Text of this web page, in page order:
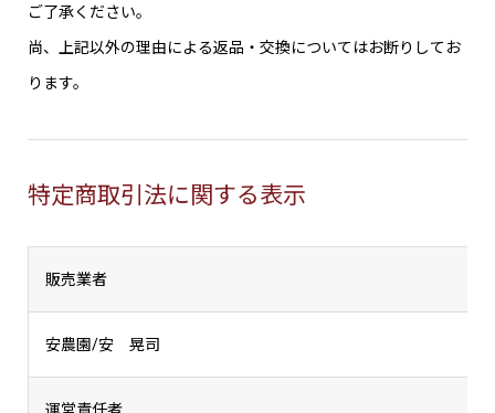
ご了承ください。
尚、上記以外の理由による返品・交換についてはお断りしてお
ります。
特定商取引法に関する表示
販売業者
安農園/安 晃司
運営責任者